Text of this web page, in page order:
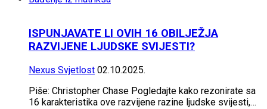
ISPUNJAVATE LI OVIH 16 OBILJEŽJA
RAZVIJENE LJUDSKE SVIJESTI?
Nexus Svjetlost 02.10.2025.
Piše: Christopher Chase Pogledajte kako rezonirate sa
16 karakteristika ove razvijene razine ljudske svijesti,…